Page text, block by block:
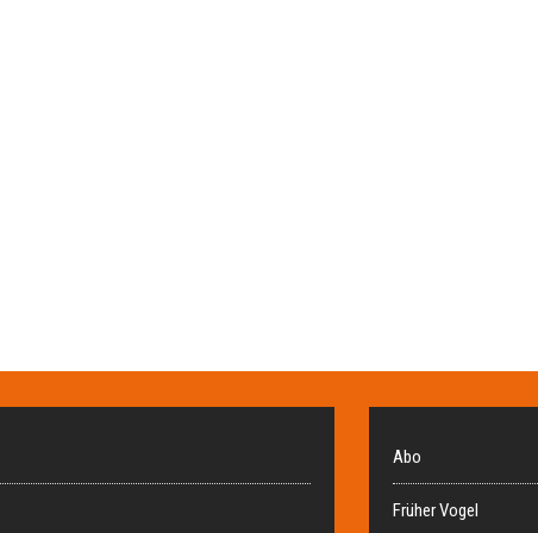
Abo
Früher Vogel